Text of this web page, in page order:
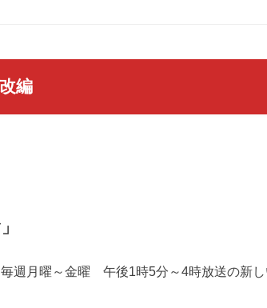
編
週月曜～金曜 午後1時5分～4時放送の新